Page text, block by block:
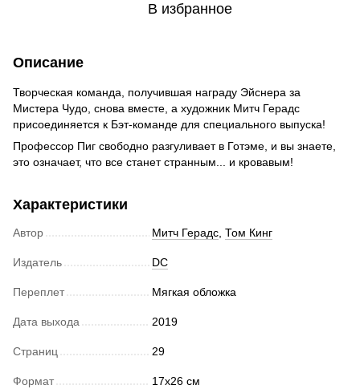
В избранное
Описание
Творческая команда, получившая награду Эйснера за
Мистера Чудо, снова вместе, а художник Митч Герадс
присоединяется к Бэт-команде для специального выпуска!
Профессор Пиг свободно разгуливает в Готэме, и вы знаете,
это означает, что все станет странным... и кровавым!
Характеристики
Автор Митч Герадс, Том Кинг
Издатель DC
Переплет Мягкая обложка
Дата выхода 2019
Страниц 29
Формат 17х26 см